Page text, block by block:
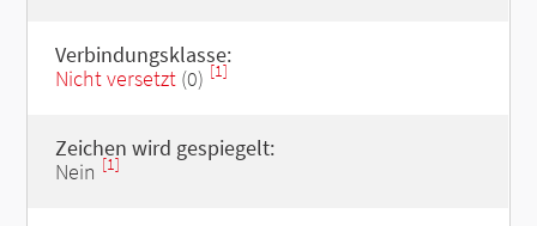
Verbindungsklasse:
Nicht versetzt(0) [1]
Zeichen wird gespiegelt:
Nein [1]